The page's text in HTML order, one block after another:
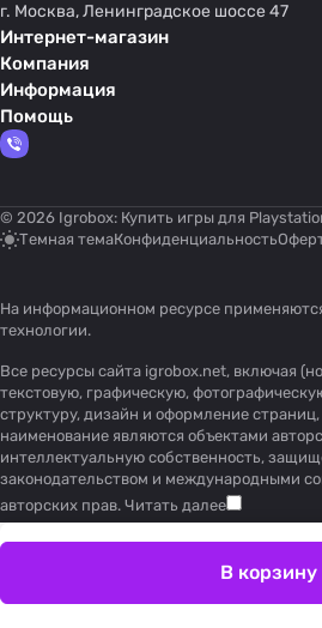
г. Москва, Ленинградское шоссе 47
Интернет-магазин
Компания
Информация
Помощь
© 2026 Igrobox: Купить игры для
Темная темаКонфиденциальность
На информационном ресурсе
технологии.
Все ресурсы сайта igrobox.net, включая
текстовую, графическую,
структуру, дизайн и оформление
наименование являются объектами
интеллектуальную собственность,
законодательством и международными
авторских прав. Читать далее
В корзину